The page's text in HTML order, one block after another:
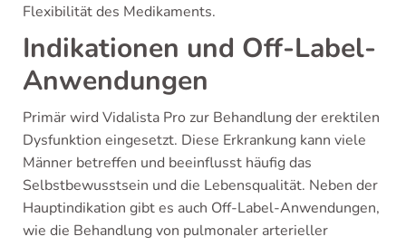
Flexibilität des Medikaments.
Indikationen und Off-Label-
Anwendungen
Primär wird Vidalista Pro zur Behandlung der erektilen
Dysfunktion eingesetzt. Diese Erkrankung kann viele
Männer betreffen und beeinflusst häufig das
Selbstbewusstsein und die Lebensqualität. Neben der
Hauptindikation gibt es auch Off-Label-Anwendungen,
wie die Behandlung von pulmonaler arterieller